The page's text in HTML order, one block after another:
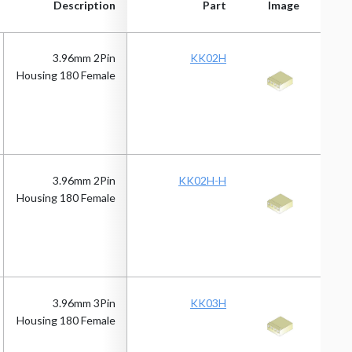
Image
Part
Description Image
Part
Description
KK02H
3.96mm 2Pin
Housing 180 Female
KK02H-H
3.96mm 2Pin
Housing 180 Female
KK03H
3.96mm 3Pin
Housing 180 Female